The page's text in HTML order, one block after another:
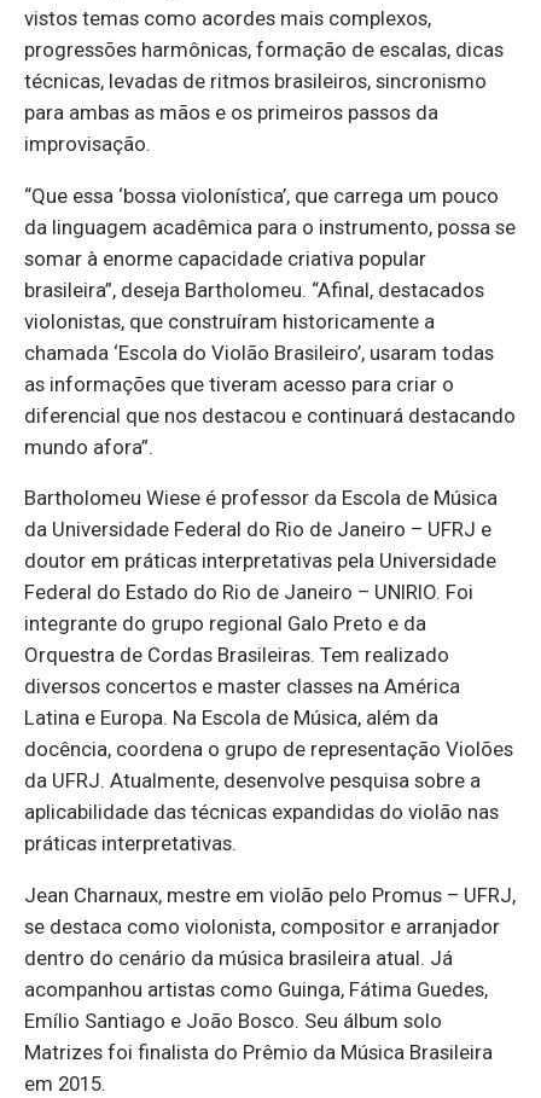
vistos temas como acordes mais complexos,
progressões harmônicas, formação de escalas, dicas
técnicas, levadas de ritmos brasileiros, sincronismo
para ambas as mãos e os primeiros passos da
improvisação.
“Que essa ‘bossa violonística’, que carrega um pouco
da linguagem acadêmica para o instrumento, possa se
somar à enorme capacidade criativa popular
brasileira”, deseja Bartholomeu. “Afinal, destacados
violonistas, que construíram historicamente a
chamada ‘Escola do Violão Brasileiro’, usaram todas
as informações que tiveram acesso para criar o
diferencial que nos destacou e continuará destacando
mundo afora”.
Bartholomeu Wiese é professor da Escola de Música
da Universidade Federal do Rio de Janeiro – UFRJ e
doutor em práticas interpretativas pela Universidade
Federal do Estado do Rio de Janeiro – UNIRIO. Foi
integrante do grupo regional Galo Preto e da
Orquestra de Cordas Brasileiras. Tem realizado
diversos concertos e master classes na América
Latina e Europa. Na Escola de Música, além da
docência, coordena o grupo de representação Violões
da UFRJ. Atualmente, desenvolve pesquisa sobre a
aplicabilidade das técnicas expandidas do violão nas
práticas interpretativas.
Jean Charnaux, mestre em violão pelo Promus – UFRJ,
se destaca como violonista, compositor e arranjador
dentro do cenário da música brasileira atual. Já
acompanhou artistas como Guinga, Fátima Guedes,
Emílio Santiago e João Bosco. Seu álbum solo
Matrizes foi finalista do Prêmio da Música Brasileira
em 2015.